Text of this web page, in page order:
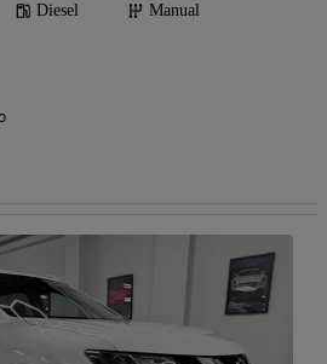
Diesel
Manual